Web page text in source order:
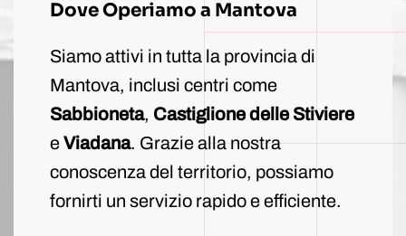
Dove Operiamo a Mantova
Siamo attivi in tutta la provincia di
Mantova, inclusi centri come
Sabbioneta, Castiglione delle Stiviere
eViadana. Grazie alla nostra
conoscenza del territorio, possiamo
fornirti un servizio rapido e efficiente.